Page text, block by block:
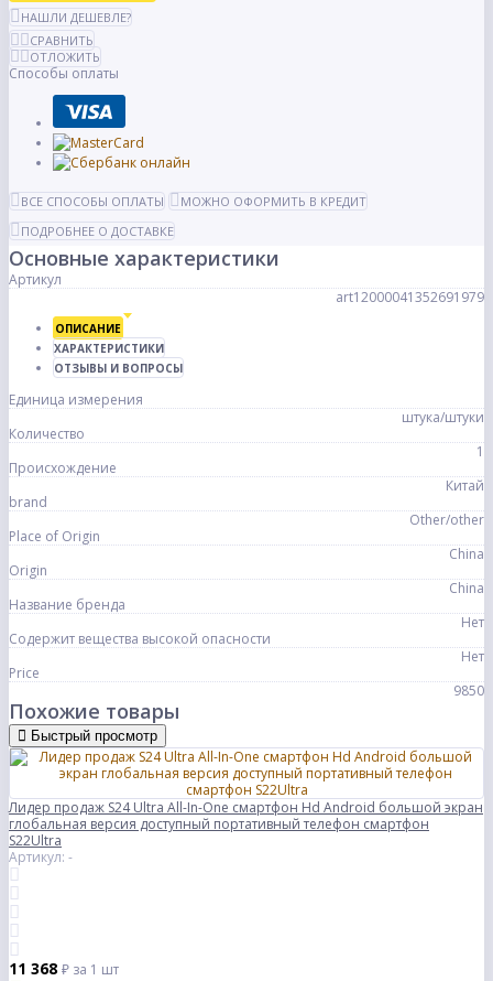
НАШЛИ ДЕШЕВЛЕ?
СРАВНИТЬ
ОТЛОЖИТЬ
Способы оплаты
ВСЕ СПОСОБЫ ОПЛАТЫ
МОЖНО ОФОРМИТЬ В КРЕДИТ
ПОДРОБНЕЕ О ДОСТАВКЕ
Основные характеристики
Артикул
art12000041352691979
ОПИСАНИЕ
ХАРАКТЕРИСТИКИ
ОТЗЫВЫ И ВОПРОСЫ
Единица измерения
штука/штуки
Количество
1
Происхождение
Китай
brand
Other/other
Place of Origin
China
Origin
China
Название бренда
Нет
Содержит вещества высокой опасности
Нет
Price
9850
Похожие товары
Быстрый просмотр
Лидер продаж S24 Ultra All-In-One смартфон Hd Android большой экран
глобальная версия доступный портативный телефон смартфон
S22Ultra
Артикул: -
11 368 ₽ за 1 шт